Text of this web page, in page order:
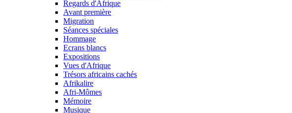
Regards d'Afrique
Avant première
Migration
Séances spéciales
Hommage
Ecrans blancs
Expositions
Vues d'Afrique
Trésors africains cachés
Afrikalire
Afri-Mômes
Mémoire
Musique